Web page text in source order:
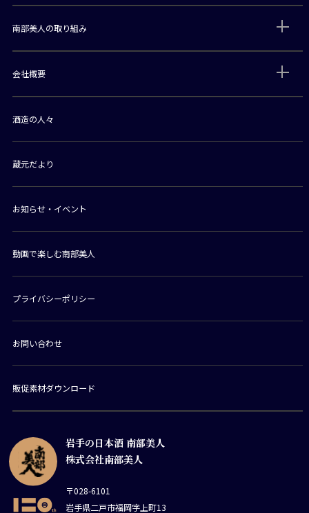
岩手の日本酒 南部美人
株式会社南部美人
〒028-6101
岩手県二戸市福岡字上町13
南部美人の取り組み
会社概要
酒造の人々
蔵元だより
お知らせ・イベント
動画で楽しむ南部美人
プライバシーポリシー
お問い合わせ
販促素材ダウンロード